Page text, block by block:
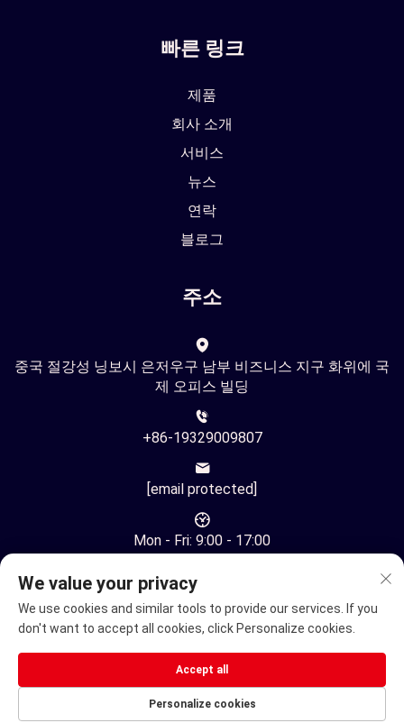
빠른 링크
제품
회사 소개
서비스
뉴스
연락
블로그
주소
중국 절강성 닝보시 은저우구 남부 비즈니스 지구 화위에 국
제 오피스 빌딩
+86-19329009807
[email protected]
Mon - Fri: 9:00 - 17:00
저작권 © 중국 닝보 유환 자동화 기술 유한회사. 모든 권리 보유
개인정보 보호정책
전기 휠체어 전동 이동 스쿠터
We value your privacy
We use cookies and similar tools to provide our services. If you
don't want to accept all cookies, click Personalize cookies.
Personalize cookies
Accept all